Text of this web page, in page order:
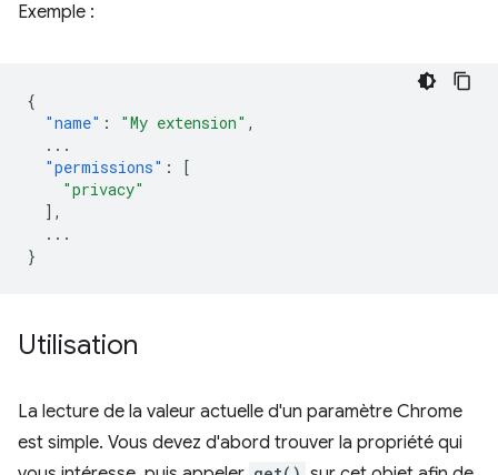
Exemple :
{
"name" : "My extension" ,
...
"permissions" :
[
"privacy"
],
...
}
Utilisation
La lecture de la valeur actuelle d'un paramètre Chrome
est simple. Vous devez d'abord trouver la propriété qui